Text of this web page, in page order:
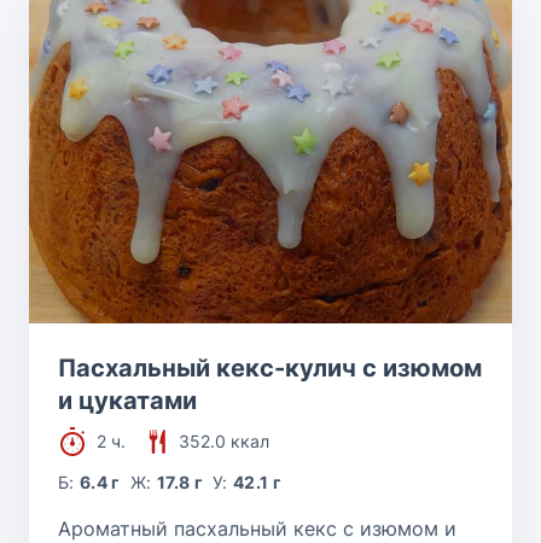
Пасхальный кекс-кулич с изюмом
и цукатами
2 ч.
352.0 ккал
Б:6.4 г Ж: 17.8 г У:42.1 г
Ароматный пасхальный кекс с изюмом и